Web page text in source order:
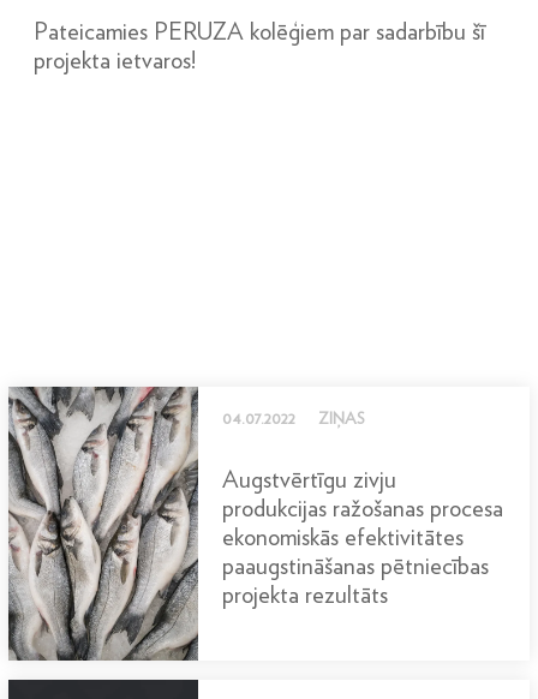
Pateicamies PERUZA kolēģiem par sadarbību šī
projekta ietvaros!
04.07.2022 ZIŅAS
Augstvērtīgu zivju
produkcijas ražošanas procesa
ekonomiskās efektivitātes
paaugstināšanas pētniecības
projekta rezultāts